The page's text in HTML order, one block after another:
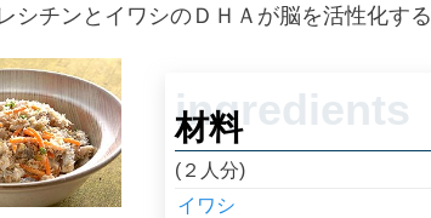
シチンとイワシのＤＨＡが脳を活性化する
材料
(２人分)
イワシ